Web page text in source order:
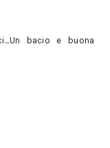
bacio e buona